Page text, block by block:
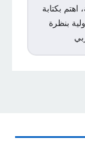
اهتم بكتابة
بنظرة